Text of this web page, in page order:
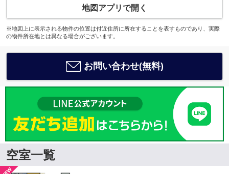
地図アプリで開く
※地図上に表示される物件の位置は付近住所に所在することを表すものであり、実際
の物件所在地とは異なる場合がございます。
お問い合わせ(無料)
空室一覧